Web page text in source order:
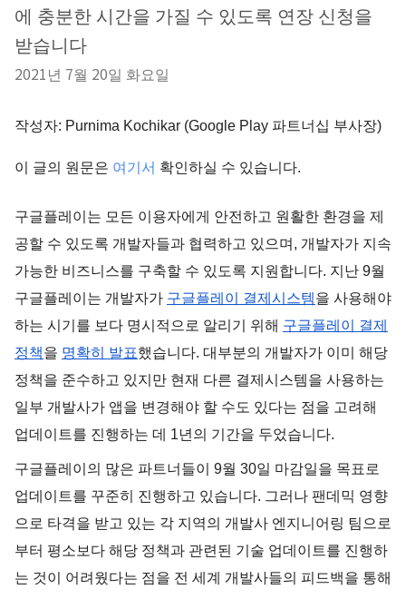
에 충분한 시간을 가질 수 있도록 연장 신청을
받습니다
2021년 7월 20일 화요일
작성자: Purnima Kochikar (Google Play 파트너십 부사장)
이 글의 원문은 여기서 확인하실 수 있습니다.
구글플레이는 모든 이용자에게 안전하고 원활한 환경을 제
공할 수 있도록 개발자들과 협력하고 있으며, 개발자가 지속
가능한 비즈니스를 구축할 수 있도록 지원합니다. 지난 9월
구글플레이는 개발자가 구글플레이 결제시스템을 사용해야
하는 시기를 보다 명시적으로 알리기 위해 구글플레이 결제
정책을 명확히 발표했습니다. 대부분의 개발자가 이미 해당
정책을 준수하고 있지만 현재 다른 결제시스템을 사용하는
일부 개발사가 앱을 변경해야 할 수도 있다는 점을 고려해
업데이트를 진행하는 데 1년의 기간을 두었습니다.
구글플레이의 많은 파트너들이 9월 30일 마감일을 목표로
업데이트를 꾸준히 진행하고 있습니다. 그러나 팬데믹 영향
으로 타격을 받고 있는 각 지역의 개발사 엔지니어링 팀으로
부터 평소보다 해당 정책과 관련된 기술 업데이트를 진행하
는 것이 어려웠다는 점을 전 세계 개발사들의 피드백을 통해